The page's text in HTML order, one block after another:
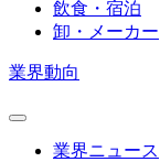
飲食・宿泊
卸・メーカー
業界動向
業界ニュース